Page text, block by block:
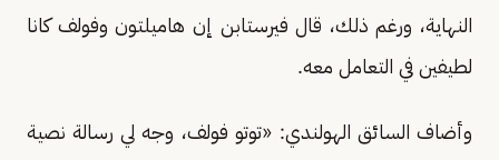
النهاية، ورغم ذلك، قال فيرستابن إن هاميلتون وفولف كانا
لطيفين في التعامل معه.
وأضاف السائق الهولندي: «توتو فولف، وجه لي رسالة نصية